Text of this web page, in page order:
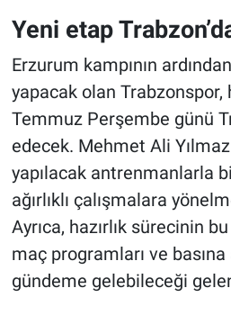
Yeni etap
Erzurum kampının
yapacak olan Trabzonspor,
Temmuz Perşembe günü
edecek. Mehmet Ali
yapılacak antrenmanlarla
ağırlıklı çalışmalara
Ayrıca, hazırlık sürecinin
maç programları ve basına
gündeme gelebileceği